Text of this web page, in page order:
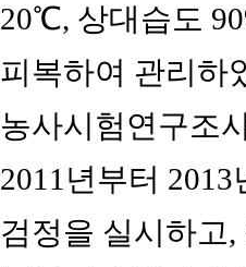
20℃, 상대습도
피복하여 관리하
농사시험연구조
2011년부터
검정을 실시하고